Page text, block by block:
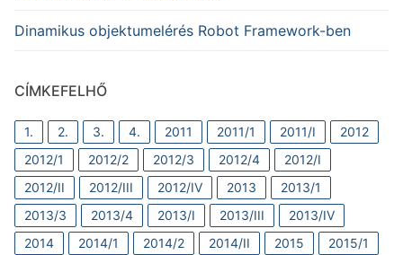
Dinamikus objektumelérés Robot Framework-ben
CÍMKEFELHŐ
1. 2. 3. 4. 2011 2011/1 2011/I
2012
2012/1
2012/2 2012/3 2012/4
2012/I
2012/II
2012/III 2012/IV 2013
2013/1
2013/3
2013/4 2013/I 2013/III
2013/IV
2014
2014/1 2014/2 2014/II 2015
2015/1